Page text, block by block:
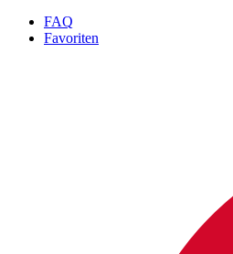
FAQ
Favoriten